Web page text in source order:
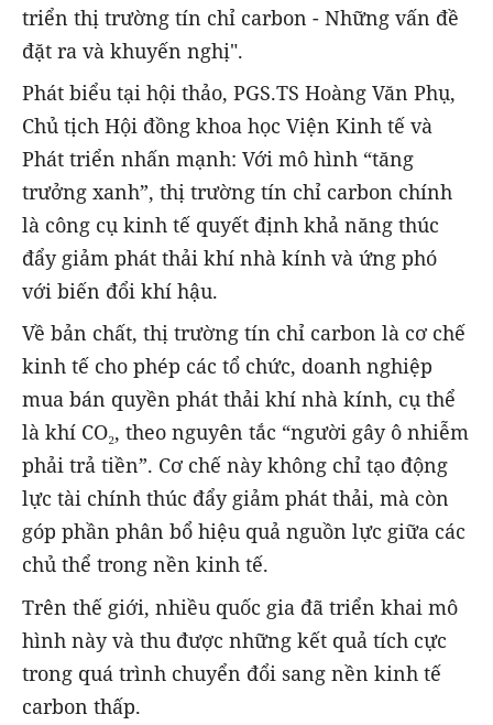
triển thị trường tín chỉ carbon - Những vấn đề
đặt ra và khuyến nghị".
Phát biểu tại hội thảo, PGS.TS Hoàng Văn Phụ,
Chủ tịch Hội đồng khoa học Viện Kinh tế và
Phát triển nhấn mạnh: Với mô hình “tăng
trưởng xanh”, thị trường tín chỉ carbon chính
là công cụ kinh tế quyết định khả năng thúc
đẩy giảm phát thải khí nhà kính và ứng phó
với biến đổi khí hậu.
Về bản chất, thị trường tín chỉ carbon là cơ chế
kinh tế cho phép các tổ chức, doanh nghiệp
mua bán quyền phát thải khí nhà kính, cụ thể
là khí CO₂, theo nguyên tắc “người gây ô nhiễm
phải trả tiền”. Cơ chế này không chỉ tạo động
lực tài chính thúc đẩy giảm phát thải, mà còn
góp phần phân bổ hiệu quả nguồn lực giữa các
chủ thể trong nền kinh tế.
Trên thế giới, nhiều quốc gia đã triển khai mô
hình này và thu được những kết quả tích cực
trong quá trình chuyển đổi sang nền kinh tế
carbon thấp.